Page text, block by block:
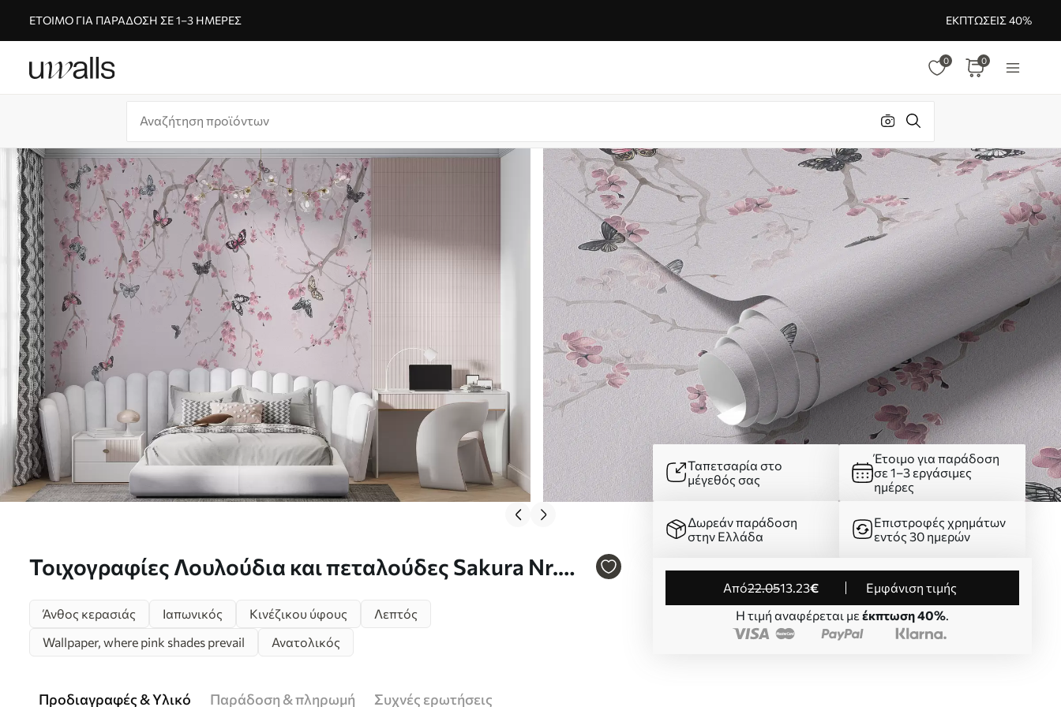
ΈΤΟΙΜΟ ΓΙΑ ΠΑΡΆΔΟΣΗ ΣΕ 1–3 ΗΜΈΡΕΣ ΕΚΠΤΏΣΕΙΣ 40%
0 0
Τοιχογραφίες Λουλούδια και πεταλούδες Sakura Nr.
Ταπετσαρία στο
μέγεθός σας
Έτοιμο για παράδοση
σε 1–3 εργάσιμες
ημέρες
Δωρεάν παράδοση
στην Ελλάδα
Επιστροφές χρημάτων
εντός 30 ημερών
από22.0513.23€
Εμφάνιση τιμής
Η τιμή αναφέρεται με έκπτωση 40%.
Άνθος κερασιάς Ιαπωνικός Κινέζικου ύφους
Λεπτός
Wallpaper, where pink shades prevail
Ανατολικός
Προδιαγραφές & Υλικό Παράδοση & πληρωμή Συχνές ερωτήσεις